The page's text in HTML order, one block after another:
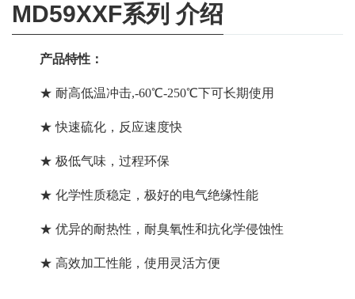
MD59XXF系列 介绍
产品特性：
★ 耐高低温冲击,-60℃-250℃下可长期使用
★ 快速硫化，反应速度快
★ 极低气味，过程环保
★ 化学性质稳定，极好的电气绝缘性能
★ 优异的耐热性 ，耐臭氧性和抗化学侵蚀性
★ 高效加工性能，使用灵活方便